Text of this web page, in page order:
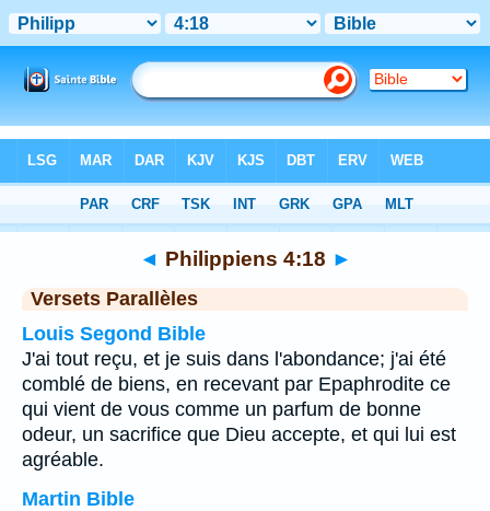
Chapitre 4 > Verset 18
◄ Philippiens 4:18 ►
Versets Parallèles
Louis Segond Bible
J'ai tout reçu, et je suis dans l'abondance; j'ai été
comblé de biens, en recevant par Epaphrodite ce
qui vient de vous comme un parfum de bonne
odeur, un sacrifice que Dieu accepte, et qui lui est
agréable.
Martin Bible